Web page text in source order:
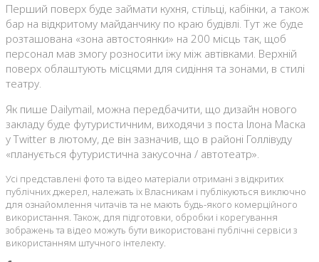
Перший поверх буде займати кухня, стільці, кабінки, а також
бар на відкритому майданчику по краю будівлі. Тут же буде
розташована «зона автостоянки» на 200 місць так, щоб
персонал мав змогу розносити їжу між автівками. Верхній
поверх облаштують місцями для сидіння та зонами, в стилі
театру.
Як пише Dailymail, можна передбачити, що дизайн нового
закладу буде футуристичним, виходячи з поста Ілона Маска
у Twitter в лютому, де він зазначив, що в районі Голлівуду
«планується футуристична закусочна / автотеатр».
Усі представлені фото та відео матеріали отримані з відкритих
публічних джерел, належать їх Власникам і публікуються виключно
для ознайомлення читачів та не мають будь-якого комерційного
використання. Також, для підготовки, обробки і корегування
зображень та відео можуть бути використовані публічні сервіси з
використанням штучного інтелекту.